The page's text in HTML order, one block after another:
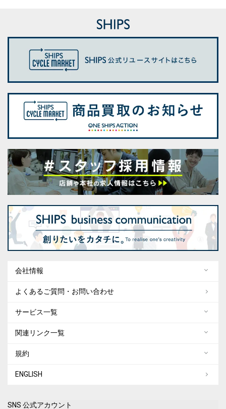
会社情報
よくあるご質問・お問い合わせ
サービス一覧
関連リンク一覧
規約
ENGLISH
SNS 公式アカウント